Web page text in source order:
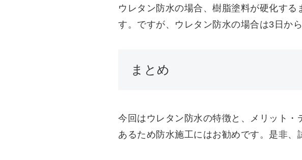
ウレタン防水の場合、樹脂塗料が硬化す
す。ですが、ウレタン防水の場合は3日か
まとめ
今回はウレタン防水の特徴と、メリット
あるため防水施工にはお勧めです。是非、